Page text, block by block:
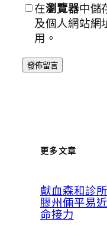
在瀏覽器中儲
及個人網站網
用。
更多文章
獻血森和診
膠州倆平易
命接力